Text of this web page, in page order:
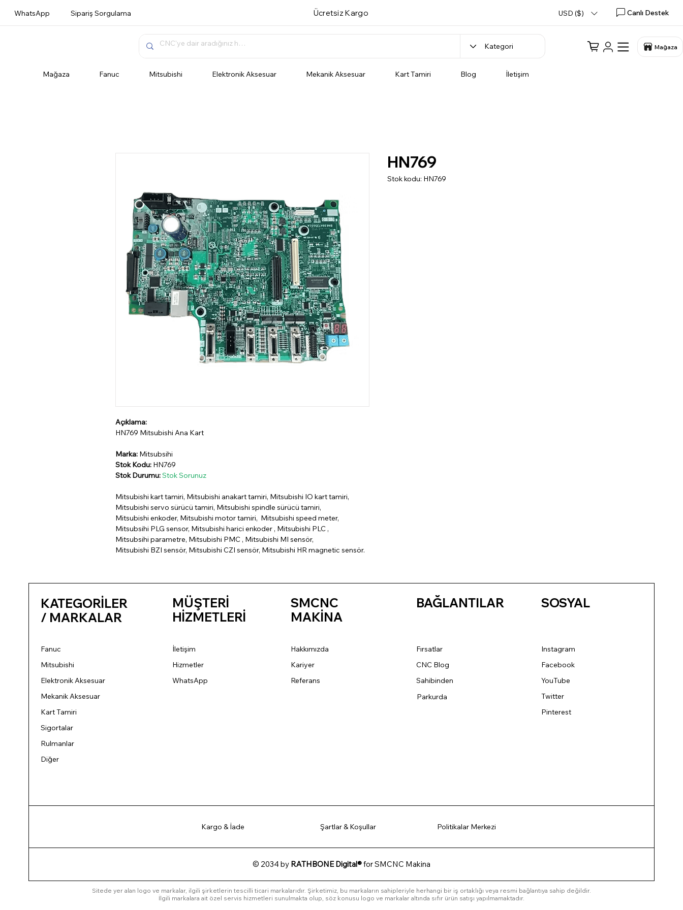
WhatsApp Sipariş Sorgulama Ücretsiz Kargo USD ($) Canlı Destek
Mağaza
Mağaza Fanuc Mitsubishi Elektronik Aksesuar Mekanik Aksesuar Kart Tamiri Blog İletişim
Açıklama:
HN769 Mitsubishi Ana Kart
Marka: Mitsubsihi
Stok Kodu: HN769
Stok Durumu:Stok Sorunuz
Mitsubishi kart tamiri, Mitsubishi anakart tamiri, Mitsubishi IO kart tamiri,
Mitsubishi servo sürücü tamiri, Mitsubishi spindle sürücü tamiri,
Mitsubishi enkoder, Mitsubishi motor tamiri, Mitsubishi speed meter,
Mitsubsihi PLG sensor, Mitsubishi harici enkoder , Mitsubishi PLC ,
Mitsubsihi parametre, Mitsubishi PMC , Mitsubishi MI sensör,
Mitsubishi BZI sensör, Mitsubishi CZI sensör, Mitsubishi HR magnetic sensör.
HN769
Stok kodu: HN769
KATEGORİLER
/ MARKALAR
Fanuc
Mitsubishi
Elektronik Aksesuar
Mekanik Aksesuar
Kart Tamiri
Sigortalar
Rulmanlar
Diğer
MÜŞTERİ
HİZMETLERİ
İletişim
Hizmetler
WhatsApp
SMCNC
MAKİNA
Hakkımızda
Kariyer
Referans
BAĞLANTILAR
Fırsatlar
CNC Blog
Sahibinden
Parkurda
SOSYAL
Instagram
Facebook
YouTube
Twitter
Pinterest
Kargo & İade Şartlar & Koşullar Politikalar Merkezi
© 2034 by RATHBONE Digital®for SMCNC Makina
Sitede yer alan logo ve markalar, ilgili şirketlerin tescilli ticari markalarıdır. Şirketimiz, bu markaların sahipleriyle herhangi bir iş ortaklığı veya resmi bağlantıya sahip değildir.
İlgili markalara ait özel servis hizmetleri sunulmakta olup, söz konusu logo ve markalar altında sıfır ürün satışı yapılmamaktadır.